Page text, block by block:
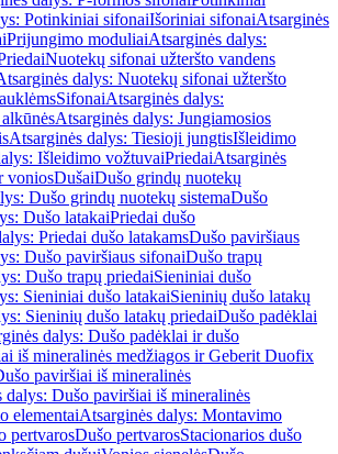
Potinkiniai sifonaiIšoriniai sifonaiAtsarginės
Prijungimo moduliaiAtsarginės dalys:
Nuotekų sifonai užteršto vandens
dalys: Nuotekų sifonai užteršto
SifonaiAtsarginės dalys:
Atsarginės dalys: Jungiamosios
Atsarginės dalys: Tiesioji jungtisIšleidimo
Išleidimo vožtuvaiPriedaiAtsarginės
voniosDušaiDušo grindų nuotekų
Dušo grindų nuotekų sistemaDušo
Dušo latakaiPriedai dušo
Priedai dušo latakamsDušo paviršiaus
Dušo paviršiaus sifonaiDušo trapų
Dušo trapų priedaiSieniniai dušo
Sieniniai dušo latakaiSieninių dušo latakų
Sieninių dušo latakų priedaiDušo padėklai
dalys: Dušo padėklai ir dušo
iš mineralinės medžiagos ir Geberit Duofix
paviršiai iš mineralinės
dalys: Dušo paviršiai iš mineralinės
elementaiAtsarginės dalys: Montavimo
pertvarosDušo pertvarosStacionarios dušo